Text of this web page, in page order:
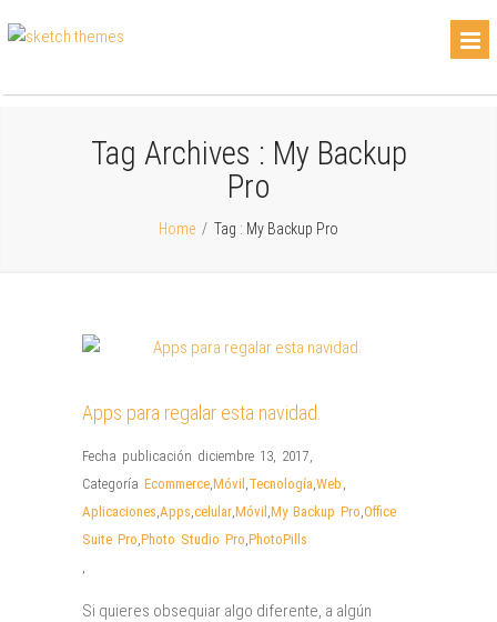
Tag Archives : My Backup
Pro
Home / Tag : My Backup Pro
Apps para regalar esta navidad.
Fecha publicación diciembre 13, 2017,
Categoría Ecommerce,Móvil ,Tecnología,Web ,
Aplicaciones,Apps,celular,Móvil ,My Backup Pro,Office
Suite Pro,Photo Studio Pro,PhotoPills
,
Si quieres obsequiar algo diferente, a algún